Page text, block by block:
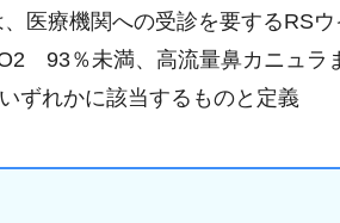
医療機関への受診を要するRS
93％未満、高流量鼻カニュラ
ずれかに該当するものと定義